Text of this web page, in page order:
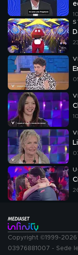
Copyright ©1999-2026
03976881007 - Sede